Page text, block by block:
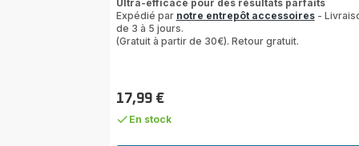
Ultra-efficace pour des résultats parfaits
Expédié par notre entrepôt accessoires-
de 3 à 5 jours.
(Gratuit à partir de 30€). Retour gratuit.
Prix
17,99 €
En stock